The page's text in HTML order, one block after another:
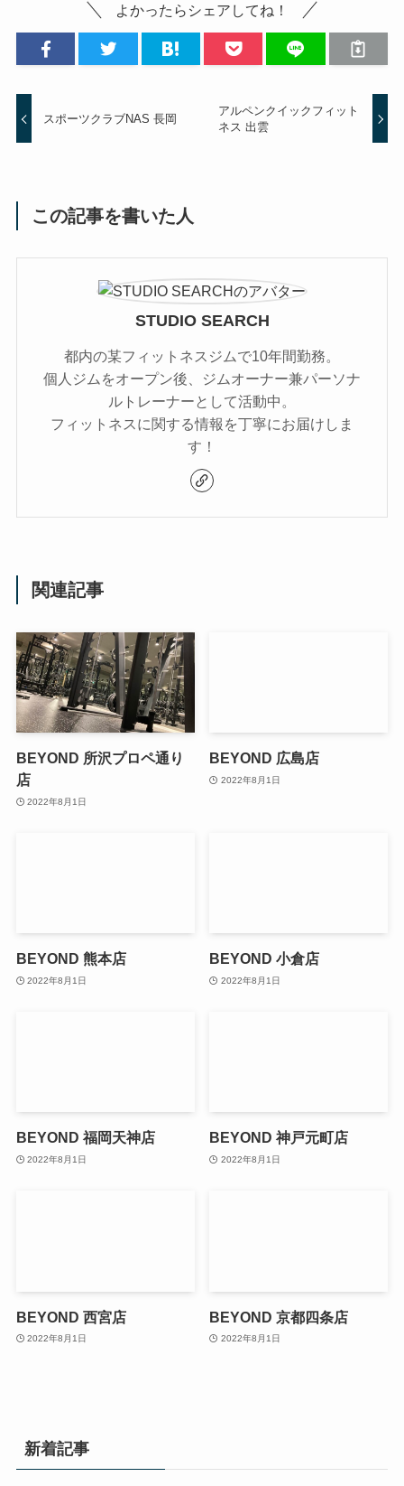
よかったらシェアしてね！
スポーツクラブNAS 長岡
アルペンクイックフィット
ネス 出雲
この記事を書いた人
STUDIO SEARCH
都内の某フィットネスジムで10年間勤務。
個人ジムをオープン後、ジムオーナー兼パーソナ
ルトレーナーとして活動中。
フィットネスに関する情報を丁寧にお届けしま
す！
関連記事
BEYOND 所沢プロペ通り
店
2022年8月1日
BEYOND 広島店
2022年8月1日
BEYOND 熊本店
2022年8月1日
BEYOND 小倉店
2022年8月1日
BEYOND 福岡天神店
2022年8月1日
BEYOND 神戸元町店
2022年8月1日
BEYOND 西宮店
2022年8月1日
BEYOND 京都四条店
2022年8月1日
新着記事